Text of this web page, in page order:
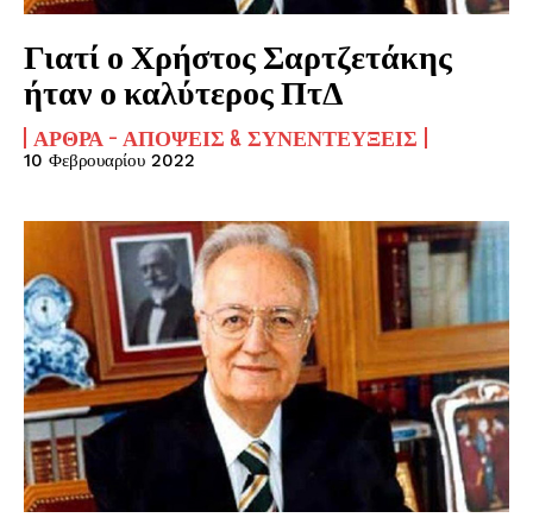
Γιατί ο Χρήστος Σαρτζετάκης
ήταν ο καλύτερος ΠτΔ
ΆΡΘΡΑ - ΑΠΌΨΕΙΣ & ΣΥΝΕΝΤΕΎΞΕΙΣ
10 Φεβρουαρίου 2022